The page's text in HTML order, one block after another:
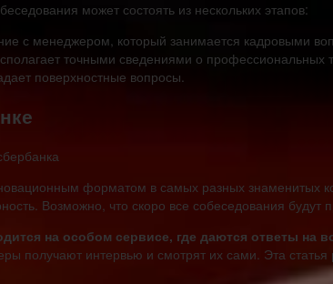
может состоять из нескольких этапов:
с менеджером, который занимается кадровыми
точными сведениями о профессиональных
поверхностные вопросы.
форматом в самых разных знаменитых
Возможно, что скоро все собеседования будут
на особом сервисе, где даются ответы на
получают интервью и смотрят их сами. Эта статья